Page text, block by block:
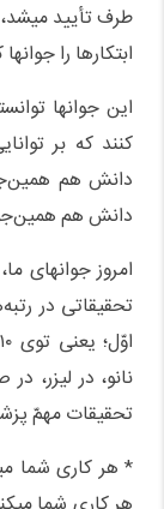
طرف تأیید
ابتکارها را
این جوانها
کنند که بر
دانش هم
دانش هم
امروز جوانهای
تحقیقاتی در
نانو، در لیزر،
تحقیقات مهمّ
* هر کاری شما